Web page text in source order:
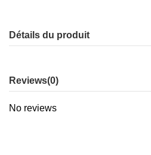
Détails du produit
Reviews(0)
No reviews